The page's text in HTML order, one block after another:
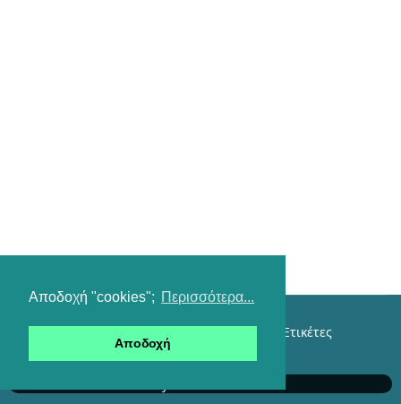
Αποδοχή "cookies"; Περισσότερα...
Αποδοχή
Επικοινωνία Όροι χρήσης Αναζήτηση
Ετικέτες